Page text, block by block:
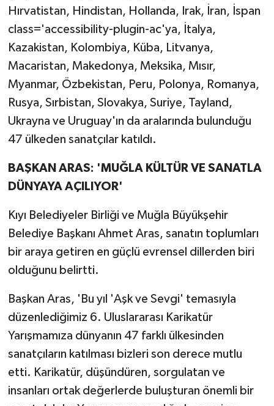
Hırvatistan, Hindistan, Hollanda, Irak, İran, İspan
class='accessibility-plugin-ac'ya, İtalya,
Kazakistan, Kolombiya, Küba, Litvanya,
Macaristan, Makedonya, Meksika, Mısır,
Myanmar, Özbekistan, Peru, Polonya, Romanya,
Rusya, Sırbistan, Slovakya, Suriye, Tayland,
Ukrayna ve Uruguay'ın da aralarında bulunduğu
47 ülkeden sanatçılar katıldı.
BAŞKAN ARAS: 'MUĞLA KÜLTÜR VE SANATLA
DÜNYAYA AÇILIYOR'
Kıyı Belediyeler Birliği ve Muğla Büyükşehir
Belediye Başkanı Ahmet Aras, sanatın toplumları
bir araya getiren en güçlü evrensel dillerden biri
olduğunu belirtti.
Başkan Aras, 'Bu yıl 'Aşk ve Sevgi' temasıyla
düzenlediğimiz 6. Uluslararası Karikatür
Yarışmamıza dünyanın 47 farklı ülkesinden
sanatçıların katılması bizleri son derece mutlu
etti. Karikatür, düşündüren, sorgulatan ve
insanları ortak değerlerde buluşturan önemli bir